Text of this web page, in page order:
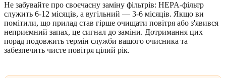
Не забувайте про своєчасну заміну фільтрів: HEPA-фільтр
служить 6-12 місяців, а вугільний — 3-6 місяців. Якщо ви
помітили, що прилад став гірше очищати повітря або з'явився
неприємний запах, це сигнал до заміни. Дотримання цих
порад подовжить термін служби вашого очисника та
забезпечить чисте повітря цілий рік.